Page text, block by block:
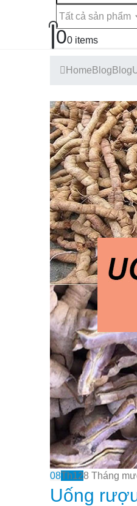
00 items
Home Blog Blog
08Th128 Tháng
Uống